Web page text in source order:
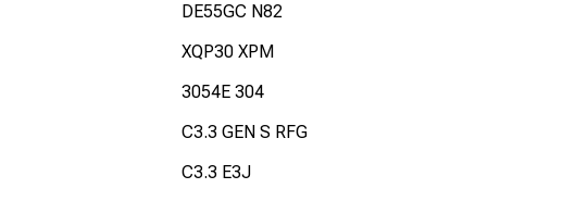
DE55GC N82
XQP30 XPM
3054E 304
C3.3 GEN S RFG
C3.3 E3J